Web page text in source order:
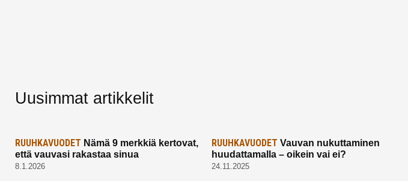
Uusimmat artikkelit
RUUHKAVUODET Nämä 9 merkkiä kertovat,
että vauvasi rakastaa sinua
8.1.2026
RUUHKAVUODET Vauvan nukuttaminen
huudattamalla – oikein vai ei?
24.11.2025